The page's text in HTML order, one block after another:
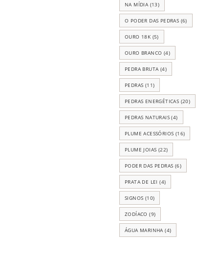
NA MÍDIA (13)
O PODER DAS PEDRAS (6)
OURO 18K (5)
OURO BRANCO (4)
PEDRA BRUTA (4)
PEDRAS (11)
PEDRAS ENERGÉTICAS (20)
PEDRAS NATURAIS (4)
PLUME ACESSÓRIOS (16)
PLUME JOIAS (22)
PODER DAS PEDRAS (6)
PRATA DE LEI (4)
SIGNOS (10)
ZODÍACO (9)
ÁGUA MARINHA (4)